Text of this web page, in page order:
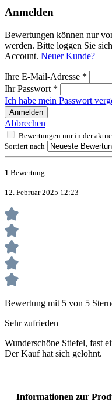
Anmelden
Bewertungen können nur
werden. Bitte loggen Sie
Account. Neuer Kunde?
Ihre E-Mail-Adresse *
Ihr Passwort *
Ich habe mein Passwort
Anmelden
Abbrechen
Bewertungen nur in der
Sortiert nach
1 Bewertung
12. Februar 2025 12:23
Bewertung mit 5 von 5
Sehr zufrieden
Wunderschöne Stiefel, fast
Der Kauf hat sich gelohnt.
Informationen zur